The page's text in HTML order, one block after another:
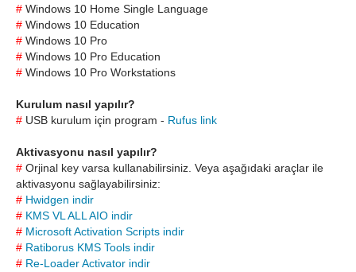
# Windows 10 Home Single Language
# Windows 10 Education
# Windows 10 Pro
# Windows 10 Pro Education
# Windows 10 Pro Workstations
Kurulum nasıl yapılır?
# USB kurulum için program - Rufus link
Aktivasyonu nasıl yapılır?
# Orjinal key varsa kullanabilirsiniz. Veya aşağıdaki araçlar ile
aktivasyonu sağlayabilirsiniz:
# Hwidgen indir
# KMS VL ALL AIO indir
# Microsoft Activation Scripts indir
# Ratiborus KMS Tools indir
# Re-Loader Activator indir